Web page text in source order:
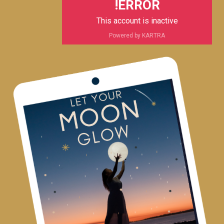
ERROR!
This account is inactive
Powered by KARTRA